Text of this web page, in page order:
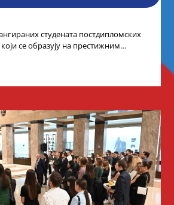
студената постдипломских
се образују на престижним